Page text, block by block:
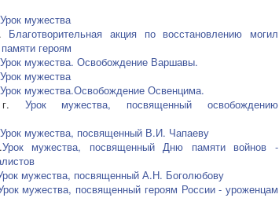
Урок мужества
Благотворительная акция по восстановлению могил
героям
Урок мужества. Освобождение Варшавы.
Урок мужества
Урок мужества.Освобождение Освенцима.
г. Урок мужества, посвященный освобождению
Урок мужества, посвященный В.И. Чапаеву
Урок мужества, посвященный Дню памяти войнов -
мужества, посвященный А.Н. Боголюбову
мужества, посвященный героям России - уроженцам